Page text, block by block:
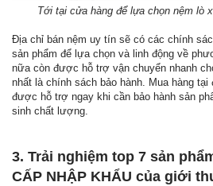
Tới tại cửa hàng để lựa chọn nệm lò
Địa chỉ bán nệm uy tín sẽ có các chính
sản phẩm để lựa chọn và linh động về
nữa còn được hỗ trợ vận chuyển nhanh
nhất là chính sách bảo hành. Mua hàng
được hỗ trợ ngay khi cần bảo hành sản
sinh chất lượng.
3. Trải nghiệm top 7 sản
CẤP NHẬP KHẨU của giới